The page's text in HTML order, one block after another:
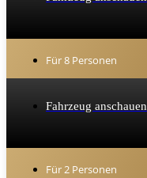
Für 8 Personen
Fahrzeug anschauen
Für 2 Personen